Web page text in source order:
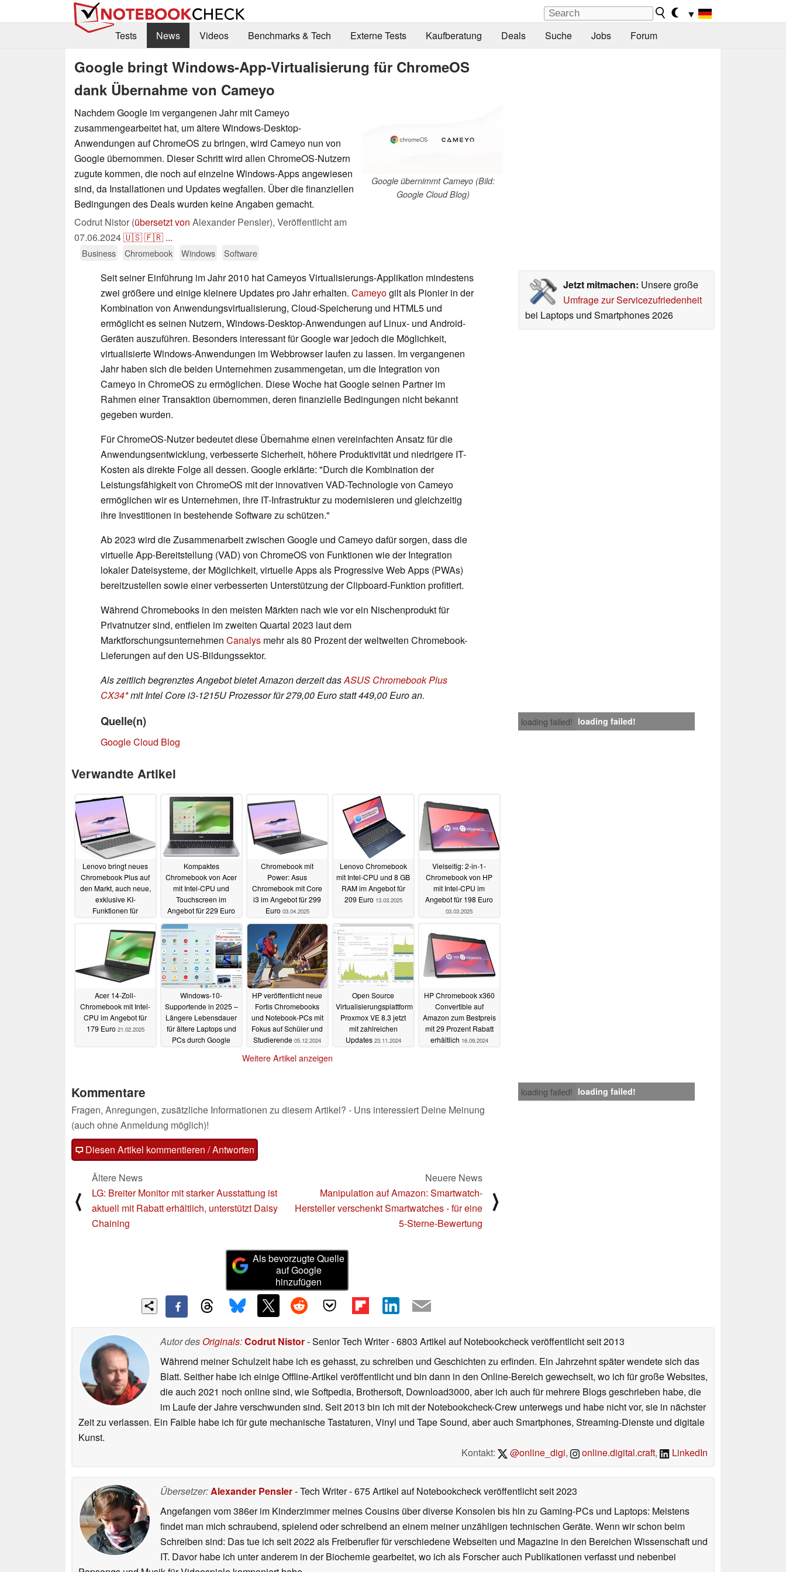
▼
Tests
News Videos Benchmarks & Tech Externe Tests Kaufberatung Deals Suche Jobs Forum
Google bringt Windows-App-Virtualisierung für ChromeOS
dank Übernahme von Cameyo
Google übernimmt Cameyo (Bild:
Google Cloud Blog)
Nachdem Google im vergangenen Jahr mit Cameyo
zusammengearbeitet hat, um ältere Windows-Desktop-
Anwendungen auf ChromeOS zu bringen, wird Cameyo nun von
Google übernommen. Dieser Schritt wird allen ChromeOS-Nutzern
zugute kommen, die noch auf einzelne Windows-Apps angewiesen
sind, da Installationen und Updates wegfallen. Über die finanziellen
Bedingungen des Deals wurden keine Angaben gemacht.
Codrut Nistor (übersetzt von Alexander Pensler), Veröffentlicht am
07.06.2024🇺🇸🇫🇷 ...
Business Chromebook Windows Software
Jetzt mitmachen: Unsere große
Umfrage zur Servicezufriedenheit
bei Laptops und Smartphones 2026
Seit seiner Einführung im Jahr 2010 hat Cameyos Virtualisierungs-Applikation mindestens
zwei größere und einige kleinere Updates pro Jahr erhalten. Cameyogilt als Pionier in der
Kombination von Anwendungsvirtualisierung, Cloud-Speicherung und HTML5 und
ermöglicht es seinen Nutzern, Windows-Desktop-Anwendungen auf Linux- und Android-
Geräten auszuführen. Besonders interessant für Google war jedoch die Möglichkeit,
virtualisierte Windows-Anwendungen im Webbrowser laufen zu lassen. Im vergangenen
Jahr haben sich die beiden Unternehmen zusammengetan, um die Integration von
Cameyo in ChromeOS zu ermöglichen. Diese Woche hat Google seinen Partner im
Rahmen einer Transaktion übernommen, deren finanzielle Bedingungen nicht bekannt
gegeben wurden.
Für ChromeOS-Nutzer bedeutet diese Übernahme einen vereinfachten Ansatz für die
Anwendungsentwicklung, verbesserte Sicherheit, höhere Produktivität und niedrigere IT-
Kosten als direkte Folge all dessen. Google erklärte: "Durch die Kombination der
Leistungsfähigkeit von ChromeOS mit der innovativen VAD-Technologie von Cameyo
ermöglichen wir es Unternehmen, ihre IT-Infrastruktur zu modernisieren und gleichzeitig
ihre Investitionen in bestehende Software zu schützen."
Ab 2023 wird die Zusammenarbeit zwischen Google und Cameyo dafür sorgen, dass die
virtuelle App-Bereitstellung (VAD) von ChromeOS von Funktionen wie der Integration
lokaler Dateisysteme, der Möglichkeit, virtuelle Apps als Progressive Web Apps (PWAs)
bereitzustellen sowie einer verbesserten Unterstützung der Clipboard-Funktion profitiert.
Während Chromebooks in den meisten Märkten nach wie vor ein Nischenprodukt für
Privatnutzer sind, entfielen im zweiten Quartal 2023 laut dem
Marktforschungsunternehmen Canalys mehr als 80 Prozent der weltweiten Chromebook-
Lieferungen auf den US-Bildungssektor.
Als zeitlich begrenztes Angebot bietet Amazon derzeit dasASUS Chromebook Plus
CX34 mit Intel Core i3-1215U Prozessor für 279,00 Euro statt 449,00 Euro an.
loading failed! loading failed!
Quelle(n)
Google Cloud Blog
Verwandte Artikel
Lenovo bringt neues
Chromebook Plus auf
den Markt, auch neue,
exklusive KI-
Funktionen für
angekündigt23.06.2025
Kompaktes
Chromebook von Acer
mit Intel-CPU und
Touchscreen im
Angebot für 229 Euro
02.05.2025
Chromebook mit
Power: Asus
Chromebook mit Core
i3 im Angebot für 299
Euro 03.04.2025
Lenovo Chromebook
mit Intel-CPU und 8 GB
RAM im Angebot für
209 Euro 13.03.2025
Vielseitig: 2-in-1-
Chromebook von HP
mit Intel-CPU im
Angebot für 198 Euro
03.03.2025
Acer 14-Zoll-
Chromebook mit Intel-
CPU im Angebot für
179 Euro 21.02.2025
Windows-10-
Supportende in 2025 –
Längere Lebensdauer
für ältere Laptops und
PCs durch Google
HP veröffentlicht neue
Fortis Chromebooks
und Notebook-PCs mit
Fokus auf Schüler und
Studierende 05.12.2024
Open Source
Virtualisierungsplattform
Proxmox VE 8.3 jetzt
mit zahlreichen
Updates 23.11.2024
HP Chromebook x360
Convertible auf
Amazon zum Bestpreis
mit 29 Prozent Rabatt
erhältlich 16.09.2024
Weitere Artikel anzeigen
loading failed! loading failed!
Kommentare
Fragen, Anregungen, zusätzliche Informationen zu diesem Artikel? - Uns interessiert Deine Meinung
(auch ohne Anmeldung möglich)!
Diesen Artikel kommentieren / Antworten
⟨
Ältere News
LG: Breiter Monitor mit starker Ausstattung ist
aktuell mit Rabatt erhältlich, unterstützt Daisy
Chaining
Neuere News
Manipulation auf Amazon: Smartwatch-
Hersteller verschenkt Smartwatches - für eine
5-Sterne-Bewertung
⟩
Als bevorzugte Quelle
auf Google
hinzufügen
Autor des Originals:Codrut Nistor- Senior Tech Writer- 6803 Artikel auf Notebookcheck veröffentlichtseit 2013
Während meiner Schulzeit habe ich es gehasst, zu schreiben und Geschichten zu erfinden. Ein Jahrzehnt später wendete sich das
Blatt. Seither habe ich einige Offline-Artikel veröffentlicht und bin dann in den Online-Bereich gewechselt, wo ich für große Websites,
die auch 2021 noch online sind, wie Softpedia, Brothersoft, Download3000, aber ich auch für mehrere Blogs geschrieben habe, die
im Laufe der Jahre verschwunden sind. Seit 2013 bin ich mit der Notebookcheck-Crew unterwegs und habe nicht vor, sie in nächster
Zeit zu verlassen. Ein Faible habe ich für gute mechanische Tastaturen, Vinyl und Tape Sound, aber auch Smartphones, Streaming-Dienste und digitale
Kunst.
Kontakt:
@online_digi, online.digital.craft, LinkedIn
Übersetzer:Alexander Pensler- Tech Writer- 675 Artikel auf Notebookcheck veröffentlichtseit 2023
Angefangen vom 386er im Kinderzimmer meines Cousins über diverse Konsolen bis hin zu Gaming-PCs und Laptops: Meistens
findet man mich schraubend, spielend oder schreibend an einem meiner unzähligen technischen Geräte. Wenn wir schon beim
Schreiben sind: Das tue ich seit 2022 als Freiberufler für verschiedene Webseiten und Magazine in den Bereichen Wissenschaft und
IT. Davor habe ich unter anderem in der Biochemie gearbeitet, wo ich als Forscher auch Publikationen verfasst und nebenbei